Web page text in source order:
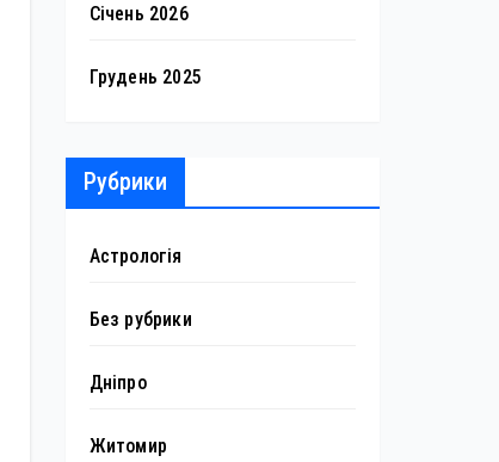
Січень 2026
Грудень 2025
Рубрики
Астрологія
Без рубрики
Дніпро
Житомир